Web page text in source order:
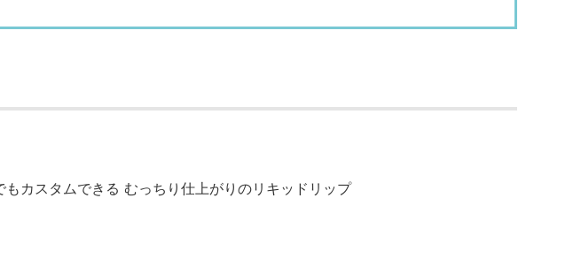
カスタムできる むっちり仕上がりのリキッドリップ